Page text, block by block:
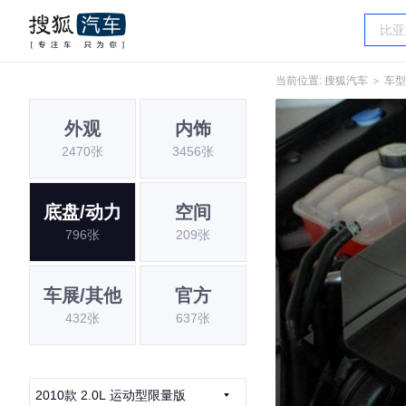
当前位置: 搜狐汽车 ＞ 车
外观
2470张
内饰
3456张
底盘/动力
796张
空间
209张
车展/其他
432张
官方
637张
2010款 2.0L 运动型限量版